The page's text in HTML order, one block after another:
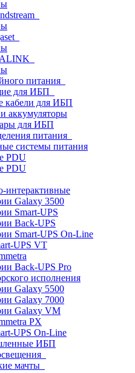
питания
для ИБП
кабели для ИБП
аккумуляторы
для ИБП
питания
системы питания
PDU
PDU
интерактивные
Galaxy 3500
Smart-UPS
Back-UPS
Smart-UPS On-Line
UPS VT
Back-UPS Pro
исполнения
Galaxy 5500
Galaxy 7000
Galaxy VM
PX
UPS On-Line
ИБП
мачты